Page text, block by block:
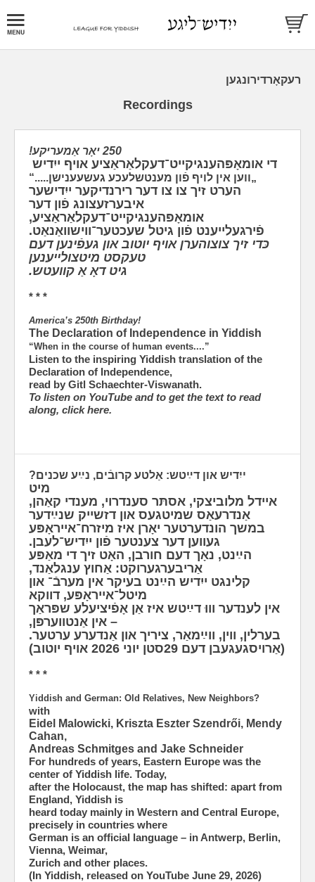
רעקאָרדירונגען
Recordings
250 יאָר אַמעריקע!
די אומאָפּהענגיקייט־דעקלאַראַציע אויף ייִדיש
‫הערט זיך צו צו דער רירנדיקער ייִדישער
איבערזעצונג פֿון דער
אומאָפּהענגיקייט־דעקלאַראַציע,
כּדי זיך צוצוהערן אויף יוטוב און געפֿינען דעם
טעקסט מיטצולייענען
גיט דאָ אַ קוועטש.
* * *
America’s 250th Birthday!
The Declaration of Independence in Yiddish
“When in the course of human events....”
Listen to the inspiring Yiddish translation of the
Declaration of Independence,
read by Gitl Schaechter-Viswanath.
To listen on YouTube and to get the text to read
along, click here.
ייִדיש און דײַטש: אַלטע קרובֿים, נײַע שכנים?
מיט
איידל מלוביצקי, אסתּר סענדרוי, מענדי קאַהן,
אַנדרעאַס שמיטגעס און דזשייק שנײַדער
במשך הונדערטער יאָרן איז מיזרח־אייראָפּע
געווען דער צענטער פֿון ייִדיש־לעבן.
הײַנט, נאָך דעם חורבן, האָט זיך די מאַפּע
אַריבערגערוקט: אַחוץ ענגלאַנד,
קלינגט ייִדיש הײַנט בעיקר אין מערבֿ־ און
מיטל־אייראָפּע, דווקא
אין לענדער וווּ דײַטש איז אַן אָפֿיציעלע שפּראַך
– אין אַנטווערפּן,
בערלין, ווין, ווײַמאַר, ציריך און אַנדערע ערטער.
(אַרויסגעגעבן דעם 29סטן יוני 2026 אויף יוטוב)
* * *
Yiddish and German: Old Relatives, New Neighbors?
with
Eidel Malowicki, Kriszta Eszter Szendrői, Mendy
Cahan,
Andreas Schmitges and Jake Schneider
For hundreds of years, Eastern Europe was the
center of Yiddish life. Today,
after the Holocaust, the map has shifted: apart from
England, Yiddish is
heard today mainly in Western and Central Europe,
precisely in countries where
German is an official language – in Antwerp, Berlin,
Vienna, Weimar,
Zurich and other places.
(In Yiddish, released on YouTube June 29, 2026)